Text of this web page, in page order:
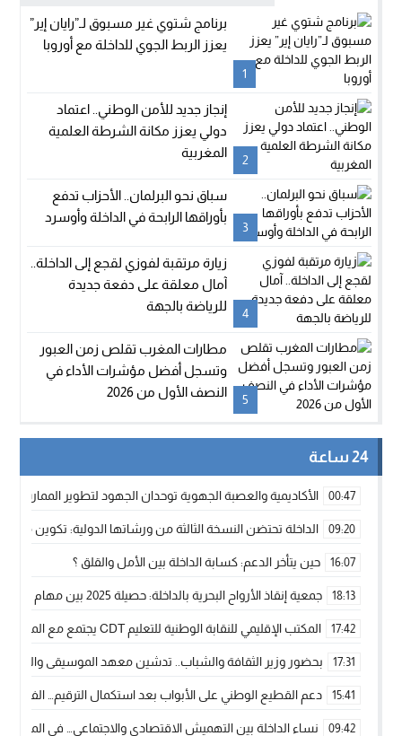
1
برنامج شتوي غير مسبوق لـ”رايان إير”
يعزز الربط الجوي للداخلة مع أوروبا
2
إنجاز جديد للأمن الوطني.. اعتماد
دولي يعزز مكانة الشرطة العلمية
المغربية
3
سباق نحو البرلمان.. الأحزاب تدفع
بأوراقها الرابحة في الداخلة وأوسرد
4
زيارة مرتقبة لفوزي لقجع إلى الداخلة..
آمال معلقة على دفعة جديدة
للرياضة بالجهة
5
مطارات المغرب تقلص زمن العبور
وتسجل أفضل مؤشرات الأداء في
النصف الأول من 2026
24 ساعة
00:47 الأكاديمية والعصبة الجهوية توحدان الجهود لتطوير الممارسة
09:20 الداخلة تحتضن النسخة الثالثة من ورشاتها الدولية: تكوين
16:07 حين يتأخر الدعم: كسابة الداخلة بين الأمل والقلق ؟
18:13 جمعية إنقاذ الأرواح البحرية بالداخلة: حصيلة 2025 بين مهام الإنقاذ ومشروع “دار البحار”
17:42 المكتب الإقليمي للنقابة الوطنية للتعليم CDT يجتمع مع المدير الإقليمي لمناقشة ملفات جوهرية لنساء ورجال التعليم
17:31 بحضور وزير الثقافة والشباب.. تدشين معهد الموسيقى والفنون
15:41 دعم القطيع الوطني على الأبواب بعد استكمال الترقيم…
09:42 نساء الداخلة بين التهميش الاقتصادي والاجتماعي… في المؤسسات